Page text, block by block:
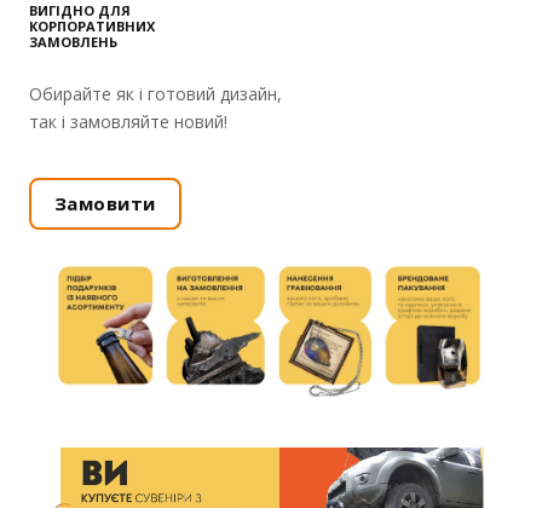
ВИГІДНО ДЛЯ
КОРПОРАТИВНИХ
ЗАМОВЛЕНЬ
Обирайте як і готовий дизайн,
так і замовляйте новий!
Замовити